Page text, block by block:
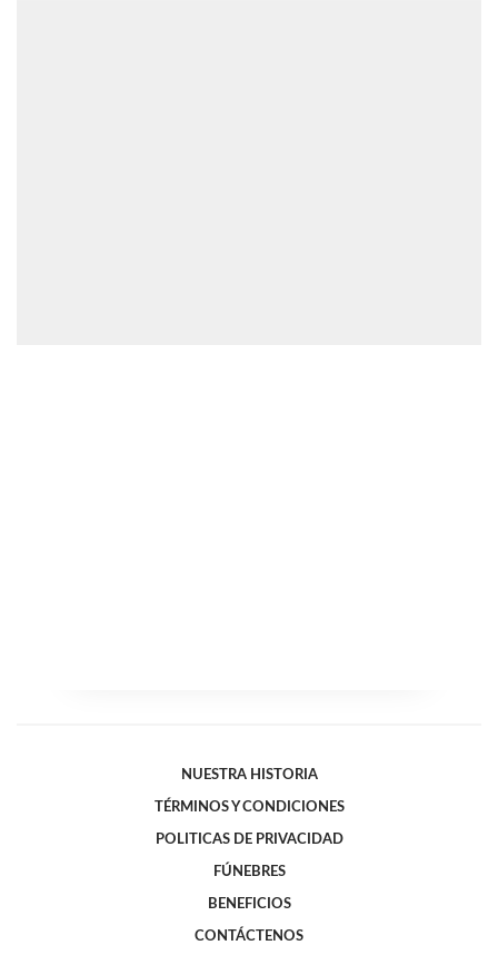
NUESTRA HISTORIA
TÉRMINOS Y CONDICIONES
POLITICAS DE PRIVACIDAD
FÚNEBRES
BENEFICIOS
CONTÁCTENOS